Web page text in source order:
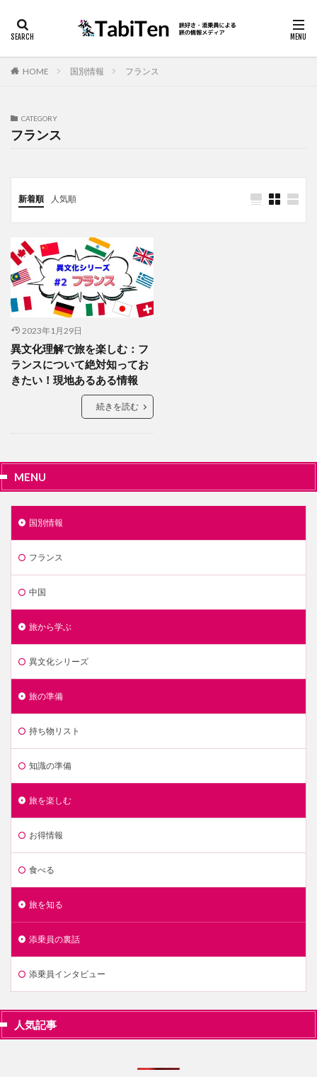
HOME 国別情報 フランス
CATEGORY
フランス
新着順 人気順
2023年1月29日
異文化理解で旅を楽しむ：フ
ランスについて絶対知ってお
きたい！現地あるある情報
続きを読む
MENU
国別情報
フランス
中国
旅から学ぶ
異文化シリーズ
旅の準備
持ち物リスト
知識の準備
旅を楽しむ
お得情報
食べる
旅を知る
添乗員の裏話
添乗員インタビュー
人気記事
アイテム スリ